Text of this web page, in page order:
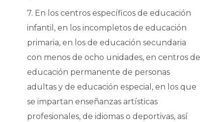
7. En los centros específicos de educación
infantil, en los incompletos de educación
primaria, en los de educación secundaria
con menos de ocho unidades, en centros de
educación permanente de personas
adultas y de educación especial, en los que
se impartan enseñanzas artísticas
profesionales, de idiomas o deportivas, así